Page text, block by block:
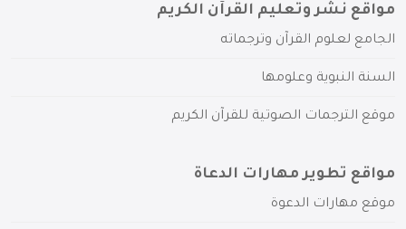
مواقع نشر وتعليم القرآن الكريم
الجامع لعلوم القرآن وترجماته
السنة النبوية وعلومها
موقع الترجمات الصوتية للقرآن الكريم
مواقع تطوير مهارات الدعاة
موقع مهارات الدعوة